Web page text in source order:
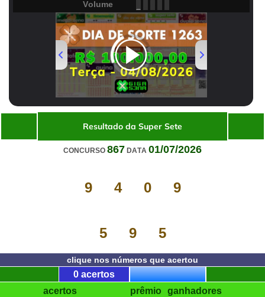
Volume
00:00/01:32
Resultado da Super Sete
CONCURSO 867 DATA 01/07/2026
9 4 0 9
5 9 5
clique nos números que acertou
0 acertos
acertos
prêmio ganhadores